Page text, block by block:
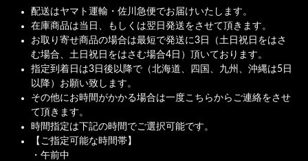
配送はヤマト運輸・佐川急便でお届けいたします。
在庫商品は当日、もしくは翌日発送をさせて頂きます。
お取り寄せ商品の場合は最短で発送に3日（土日祝日をはさ
む場合、土日祝日をはさむ場合4日）頂いております。
指定到着日は3日後以降で（北海道、四国、九州、沖縄は5日
以降）お願い致します。
その他にお時間がかかる場合は一度こちらからご連絡をさせ
て頂きます。
時間指定は下記の時間でご選択可能です。
【ご指定可能な時間帯】
・午前中